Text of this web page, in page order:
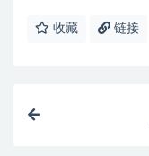
收藏 链接